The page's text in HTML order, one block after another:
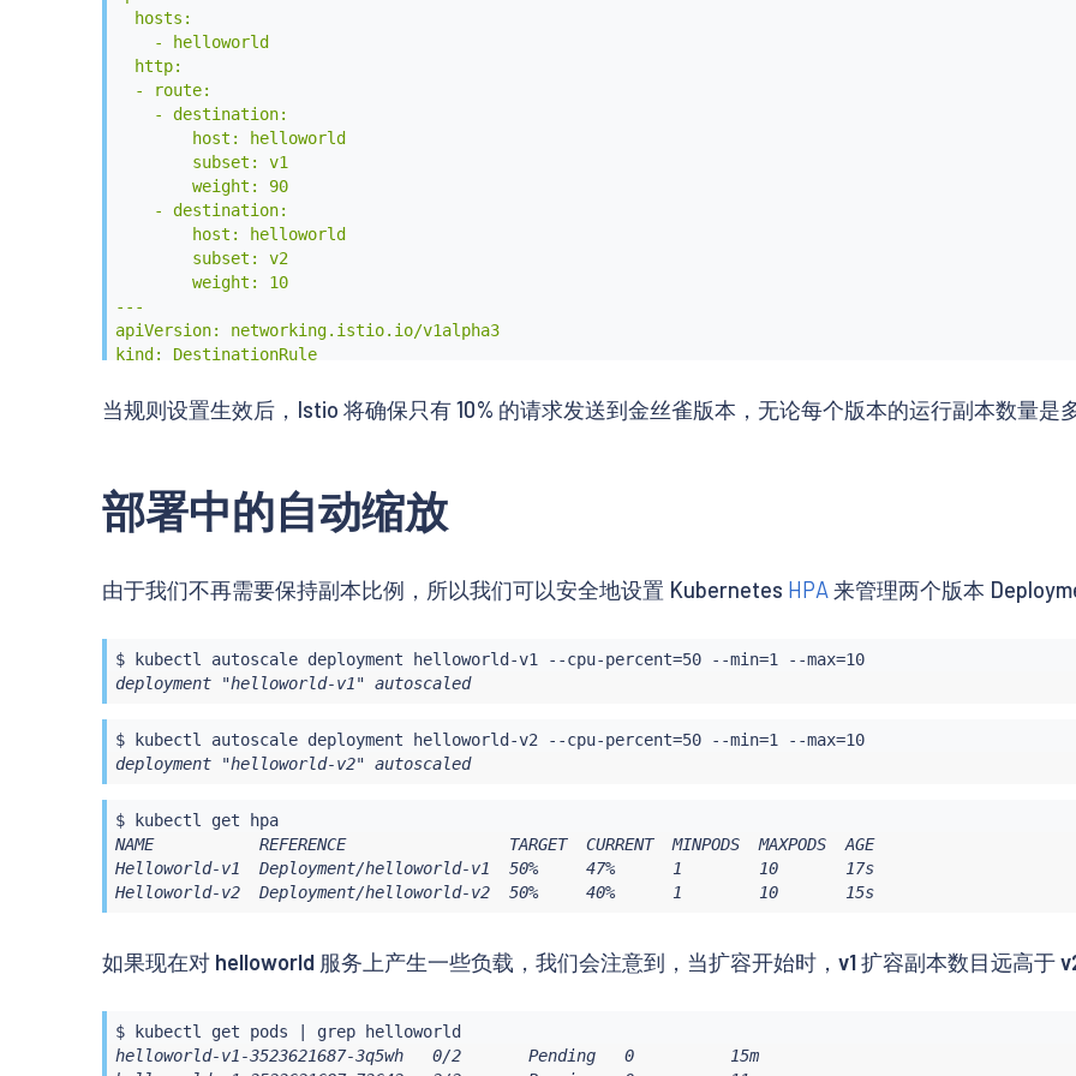
  hosts:
    - helloworld
  http:
  - route:
    - destination:
        host: helloworld
        subset: v1
        weight: 90
    - destination:
        host: helloworld
        subset: v2
        weight: 10
---
apiVersion: networking.istio.io/v1alpha3
kind: DestinationRule
  name: helloworld
spec:
  - name: v1
    labels:
    labels:
当规则设置生效后，Istio 将确保只有 10% 的请求发送到金丝雀版本，无论每个版本的运行副本数量是
部署中的自动缩放
由于我们不再需要保持副本比例，所以我们可以安全地设置 Kubernetes HPA来管理两个版本
$ kubectl autoscale deployment helloworld-v1 --cpu-percent=50 --min=1 --max=
10
deployment "helloworld-v1" autoscaled
$ kubectl autoscale deployment helloworld-v2 --cpu-percent=50 --min=1 --max=
10
deployment "helloworld-v2" autoscaled
$ kubectl
get hpa
NAME           REFERENCE                 TARGET  CURRENT  MINPODS  MAXPODS  AGE
Helloworld-v1  Deployment/helloworld-v1  50%     47%      1        10       17s
Helloworld-v2  Deployment/helloworld-v2  50%     40%      1        10       15s
如果现在对 helloworld 服务上产生一些负载，我们会注意到，当扩容开始时， v1扩容副本数目远高于
$ kubectl get pods grep
helloworld-v1-3523621687-3q5wh   0/2       Pending   0          15m